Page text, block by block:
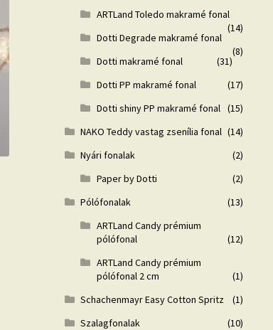
ARTLand Toledo makramé fonal
(14)
Dotti Degrade makramé fonal
(8)
Dotti makramé fonal
(31)
Dotti PP makramé fonal
(17)
Dotti shiny PP makramé fonal (15)
NAKO Teddy vastag zsenília fonal (14)
Nyári fonalak
(2)
Paper by Dotti
(2)
Pólófonalak
(13)
ARTLand Candy prémium
pólófonal
(12)
ARTLand Candy prémium
pólófonal 2 cm
(1)
Schachenmayr Easy Cotton Spritz
(1)
Szalagfonalak
(10)